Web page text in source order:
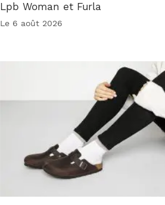
Lpb Woman et Furla
Le 6 août 2026